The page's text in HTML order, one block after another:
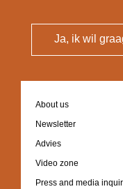
Ja, ik wil
Footer
navigation
About us
Newsletter
Advies
Video zone
Press and media